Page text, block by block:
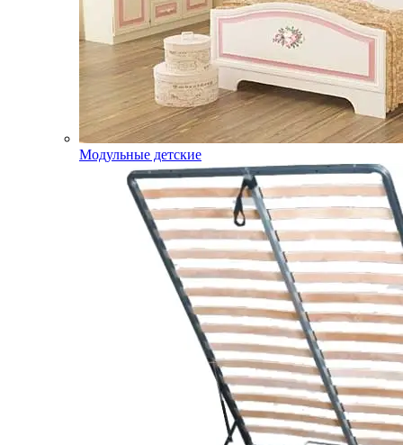
Модульные детские